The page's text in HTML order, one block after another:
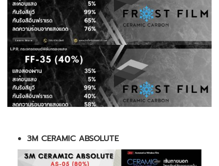
3M CERAMIC ABSOLUTE